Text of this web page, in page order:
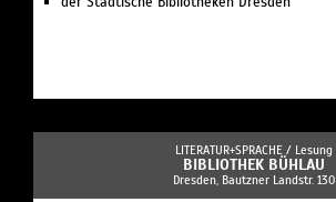
LITERATUR+SPRACHE / Lesung
BIBLIOTHEK BÜHLAU
Dresden, Bautzner Landstr. 130